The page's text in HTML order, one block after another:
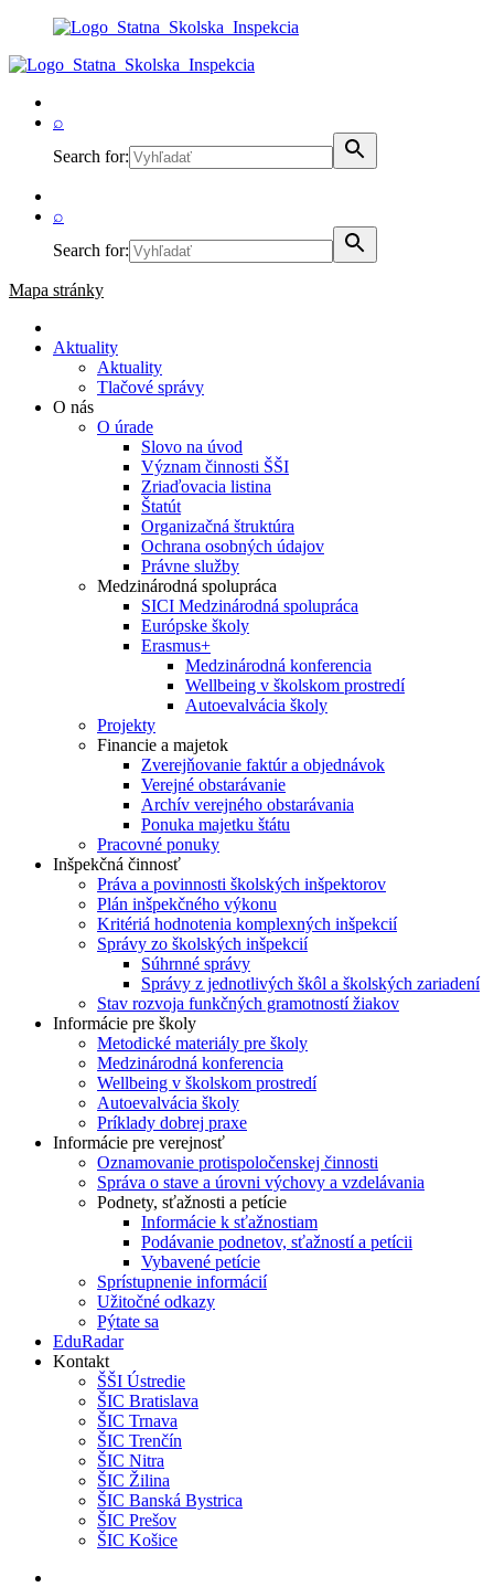
⌕
Search for:
⌕
Search for:
Mapa stránky
Aktuality
Aktuality
Tlačové správy
O nás
O úrade
Slovo na úvod
Význam činnosti ŠŠI
Zriaďovacia listina
Štatút
Organizačná štruktúra
Ochrana osobných údajov
Právne služby
Medzinárodná spolupráca
SICI Medzinárodná spolupráca
Európske školy
Erasmus+
Medzinárodná konferencia
Wellbeing v školskom prostredí
Autoevalvácia školy
Projekty
Financie a majetok
Zverejňovanie faktúr a objednávok
Verejné obstarávanie
Archív verejného obstarávania
Ponuka majetku štátu
Pracovné ponuky
Inšpekčná činnosť
Práva a povinnosti školských inšpektorov
Plán inšpekčného výkonu
Kritériá hodnotenia komplexných inšpekcií
Správy zo školských inšpekcií
Súhrnné správy
Správy z jednotlivých škôl a školských zariadení
Stav rozvoja funkčných gramotností žiakov
Informácie pre školy
Metodické materiály pre školy
Medzinárodná konferencia
Wellbeing v školskom prostredí
Autoevalvácia školy
Príklady dobrej praxe
Informácie pre verejnosť
Oznamovanie protispoločenskej činnosti
Správa o stave a úrovni výchovy a vzdelávania
Podnety, sťažnosti a petície
Informácie k sťažnostiam
Podávanie podnetov, sťažností a petícii
Vybavené petície
Sprístupnenie informácií
Užitočné odkazy
Pýtate sa
EduRadar
Kontakt
ŠŠI Ústredie
ŠIC Bratislava
ŠIC Trnava
ŠIC Trenčín
ŠIC Nitra
ŠIC Žilina
ŠIC Banská Bystrica
ŠIC Prešov
ŠIC Košice